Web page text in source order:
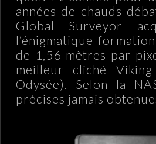
années de chauds
Global Surveyor
l’énigmatique
de 1,56 mètres par
meilleur cliché
Odysée). Selon la
précises jamais